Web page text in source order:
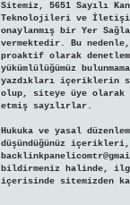
Sitemiz, 5651 Sayılı
Teknolojileri ve İletişim
onaylanmış bir Yer
vermektedir. Bu
proaktif olarak
yükümlülüğümüz
yazdıkları içeriklerin
olup, siteye üye olarak
etmiş sayılırlar.
Hukuka ve yasal
düşündüğünüz içerikleri,
bildirmeniz halinde,
içerisinde sitemizden